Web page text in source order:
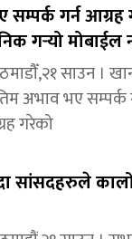
गर्न आग्रह
गर्‍यो मोबाईल
साउन ।
अभाव भए सम्पर्क
गरेको
सांसदहरुले